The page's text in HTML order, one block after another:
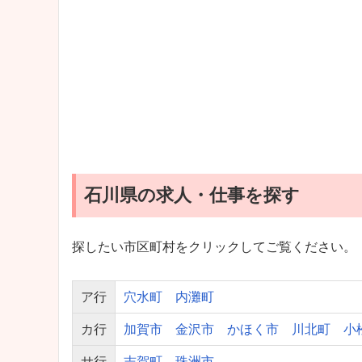
石川県の求人・仕事を探す
探したい市区町村をクリックしてご覧ください。
ア行 穴水町 内灘町
カ行 加賀市 金沢市 かほく市 川北町 小